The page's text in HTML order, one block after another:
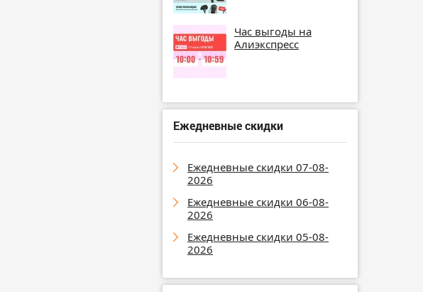
Час выгоды на
Алиэкспресс
Ежедневные скидки
Ежедневные скидки 07-08-
2026
Ежедневные скидки 06-08-
2026
Ежедневные скидки 05-08-
2026